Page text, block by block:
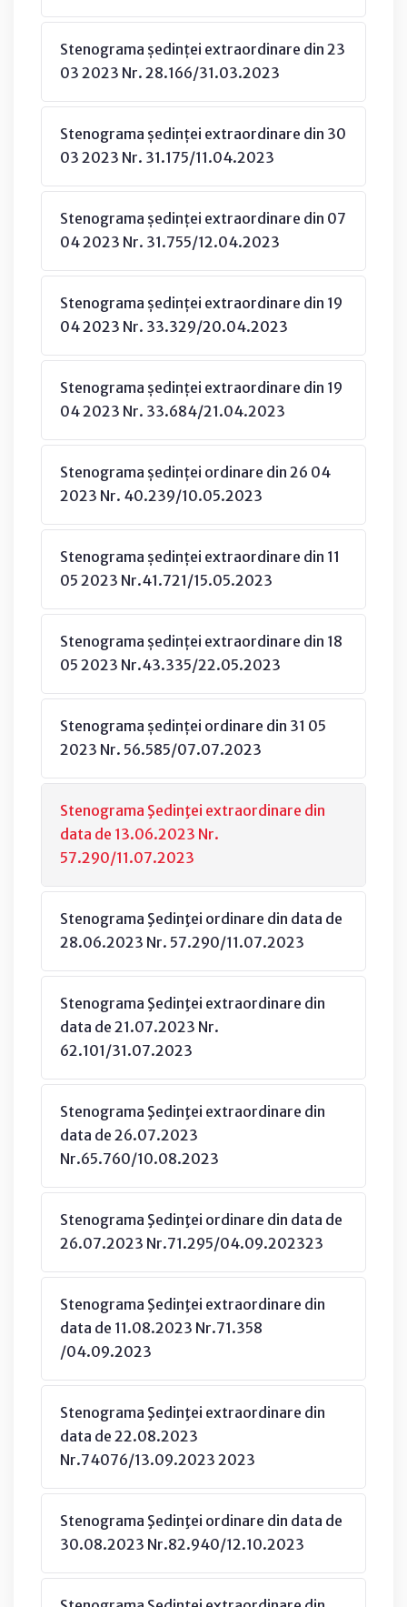
Stenograma ședinței extraordinare din 23
03 2023 Nr. 28.166/31.03.2023
Stenograma ședinței extraordinare din 30
03 2023 Nr. 31.175/11.04.2023
Stenograma ședinței extraordinare din 07
04 2023 Nr. 31.755/12.04.2023
Stenograma ședinței extraordinare din 19
04 2023 Nr. 33.329/20.04.2023
Stenograma ședinței extraordinare din 19
04 2023 Nr. 33.684/21.04.2023
Stenograma ședinței ordinare din 26 04
2023 Nr. 40.239/10.05.2023
Stenograma ședinței extraordinare din 11
05 2023 Nr.41.721/15.05.2023
Stenograma ședinței extraordinare din 18
05 2023 Nr.43.335/22.05.2023
Stenograma ședinței ordinare din 31 05
2023 Nr. 56.585/07.07.2023
Stenograma Şedinţei extraordinare din
data de 13.06.2023 Nr.
57.290/11.07.2023
Stenograma Şedinţei ordinare din data de
28.06.2023 Nr. 57.290/11.07.2023
Stenograma Şedinţei extraordinare din
data de 21.07.2023 Nr.
62.101/31.07.2023
Stenograma Şedinţei extraordinare din
data de 26.07.2023
Nr.65.760/10.08.2023
Stenograma Şedinţei ordinare din data de
26.07.2023 Nr.71.295/04.09.202323
Stenograma Şedinţei extraordinare din
data de 11.08.2023 Nr.71.358
/04.09.2023
Stenograma Şedinţei extraordinare din
data de 22.08.2023
Nr.74076/13.09.2023 2023
Stenograma Şedinţei ordinare din data de
30.08.2023 Nr.82.940/12.10.2023